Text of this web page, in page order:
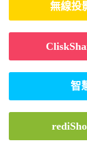
無線投
智